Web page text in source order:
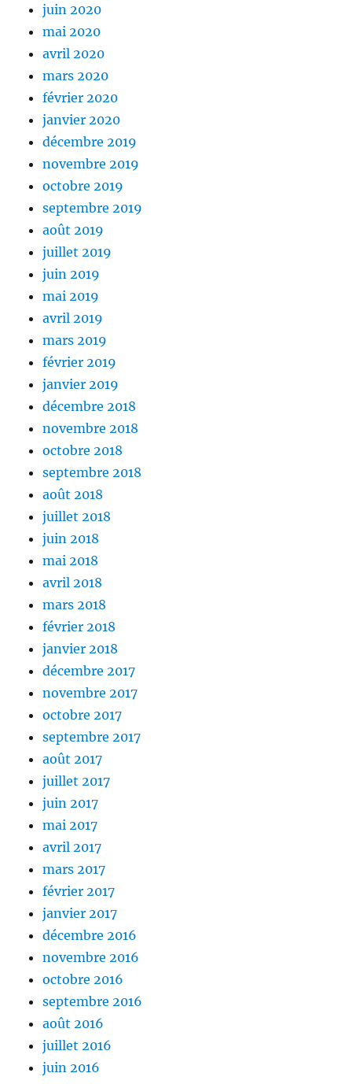
juin 2020
mai 2020
avril 2020
mars 2020
février 2020
janvier 2020
décembre 2019
novembre 2019
octobre 2019
septembre 2019
août 2019
juillet 2019
juin 2019
mai 2019
avril 2019
mars 2019
février 2019
janvier 2019
décembre 2018
novembre 2018
octobre 2018
septembre 2018
août 2018
juillet 2018
juin 2018
mai 2018
avril 2018
mars 2018
février 2018
janvier 2018
décembre 2017
novembre 2017
octobre 2017
septembre 2017
août 2017
juillet 2017
juin 2017
mai 2017
avril 2017
mars 2017
février 2017
janvier 2017
décembre 2016
novembre 2016
octobre 2016
septembre 2016
août 2016
juillet 2016
juin 2016